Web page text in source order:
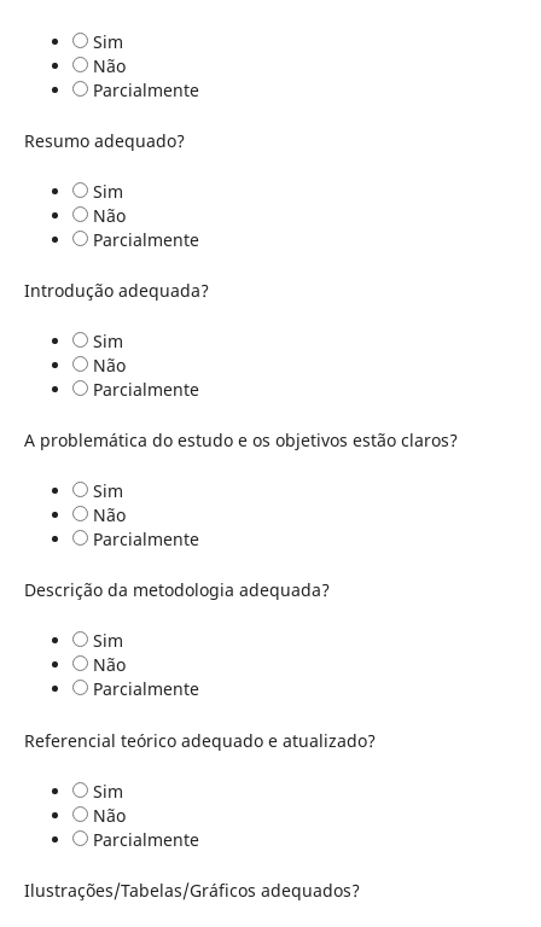
Sim
Não
Parcialmente
Resumo adequado?
Sim
Não
Parcialmente
Introdução adequada?
Sim
Não
Parcialmente
A problemática do estudo e os objetivos estão claros?
Sim
Não
Parcialmente
Descrição da metodologia adequada?
Sim
Não
Parcialmente
Referencial teórico adequado e atualizado?
Sim
Não
Parcialmente
Ilustrações/Tabelas/Gráficos adequados?